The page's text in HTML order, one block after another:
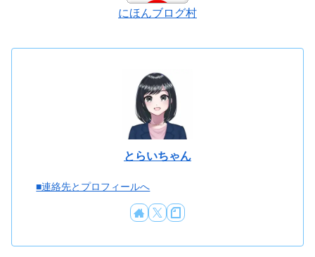
にほんブログ村
とらいちゃん
■連絡先とプロフィールへ